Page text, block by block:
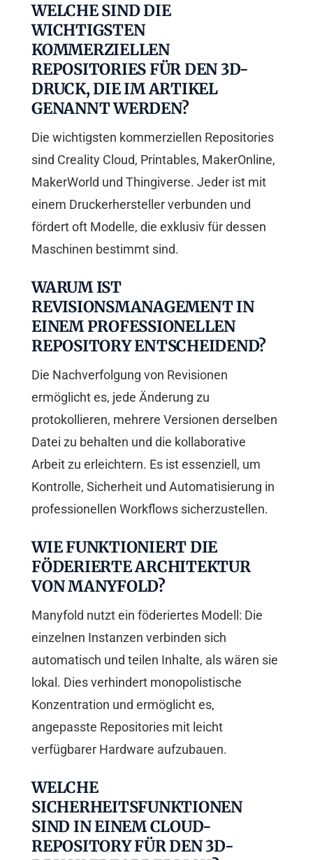
WELCHE SIND DIE
WICHTIGSTEN
KOMMERZIELLEN
REPOSITORIES FÜR DEN 3D-
DRUCK, DIE IM ARTIKEL
GENANNT WERDEN?
Die wichtigsten kommerziellen Repositories
sind Creality Cloud, Printables, MakerOnline,
MakerWorld und Thingiverse. Jeder ist mit
einem Druckerhersteller verbunden und
fördert oft Modelle, die exklusiv für dessen
Maschinen bestimmt sind.
WARUM IST
REVISIONSMANAGEMENT IN
EINEM PROFESSIONELLEN
REPOSITORY ENTSCHEIDEND?
Die Nachverfolgung von Revisionen
ermöglicht es, jede Änderung zu
protokollieren, mehrere Versionen derselben
Datei zu behalten und die kollaborative
Arbeit zu erleichtern. Es ist essenziell, um
Kontrolle, Sicherheit und Automatisierung in
professionellen Workflows sicherzustellen.
WIE FUNKTIONIERT DIE
FÖDERIERTE ARCHITEKTUR
VON MANYFOLD?
Manyfold nutzt ein föderiertes Modell: Die
einzelnen Instanzen verbinden sich
automatisch und teilen Inhalte, als wären sie
lokal. Dies verhindert monopolistische
Konzentration und ermöglicht es,
angepasste Repositories mit leicht
verfügbarer Hardware aufzubauen.
WELCHE
SICHERHEITSFUNKTIONEN
SIND IN EINEM CLOUD-
REPOSITORY FÜR DEN 3D-